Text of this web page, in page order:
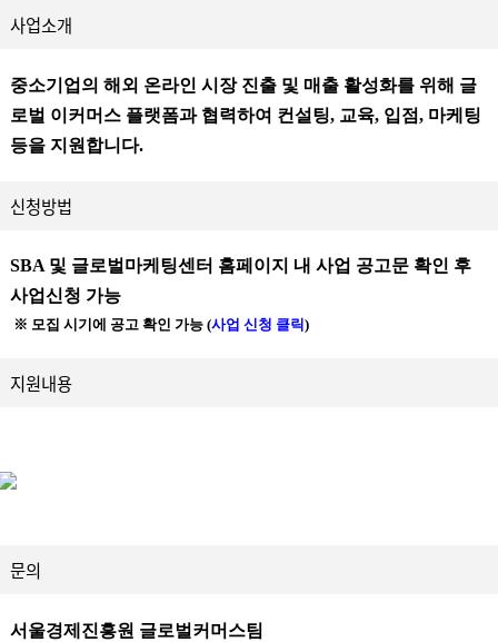
사업소개
중소기업의 해외 온라인 시장 진출 및 매출 활성화를 위해 글
로벌 이커머스 플랫폼과 협력하여 컨설팅, 교육, 입점, 마케팅
등을 지원합니다.
신청방법
SBA 및 글로벌마케팅센터 홈페이지 내 사업 공고문 확인 후
사업신청 가능
※ 모집 시기에 공고 확인 가능 (사업 신청 클릭)
지원내용
문의
서울경제진흥원 글로벌커머스팀